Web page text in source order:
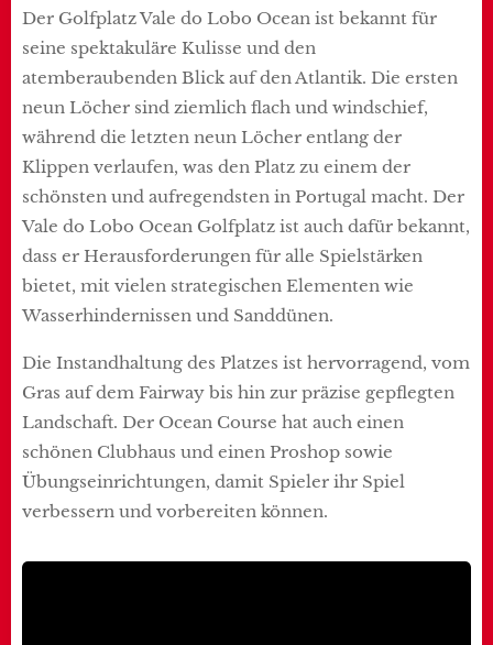
Der Golfplatz Vale do Lobo Ocean ist bekannt für
seine spektakuläre Kulisse und den
atemberaubenden Blick auf den Atlantik. Die ersten
neun Löcher sind ziemlich flach und windschief,
während die letzten neun Löcher entlang der
Klippen verlaufen, was den Platz zu einem der
schönsten und aufregendsten in Portugal macht. Der
Vale do Lobo Ocean Golfplatz ist auch dafür bekannt,
dass er Herausforderungen für alle Spielstärken
bietet, mit vielen strategischen Elementen wie
Wasserhindernissen und Sanddünen.
Die Instandhaltung des Platzes ist hervorragend, vom
Gras auf dem Fairway bis hin zur präzise gepflegten
Landschaft. Der Ocean Course hat auch einen
schönen Clubhaus und einen Proshop sowie
Übungseinrichtungen, damit Spieler ihr Spiel
verbessern und vorbereiten können.